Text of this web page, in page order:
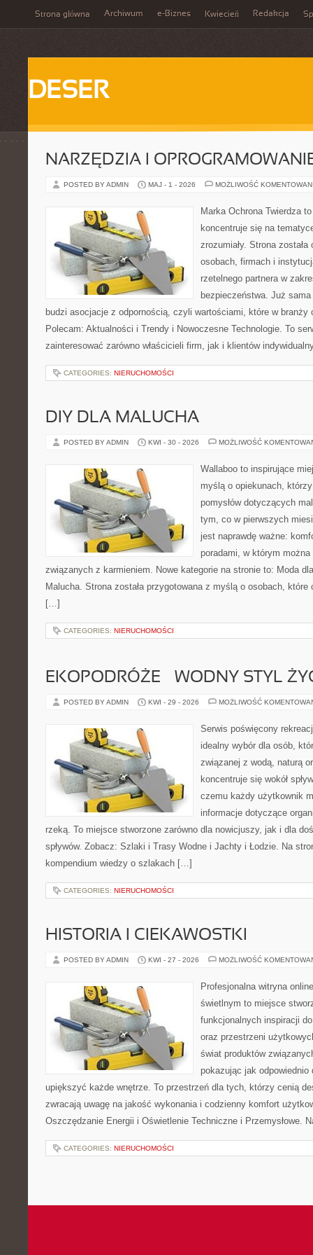
Strona główna Archiwum e-Biznes Kwiecień Redakcja
DESER
NARZĘDZIA I
POSTED BY ADMIN MAJ - 1 - 2026 MOŻLIWOŚĆ
Marka Ochrona Twierdza
koncentruje się na
zrozumiały. Strona
osobach, firmach i
rzetelnego partnera w
bezpieczeństwa. Już
budzi asocjacje z odpornością, czyli wartościami, które w branży
Polecam: Aktualności i Trendy i Nowoczesne Technologie. To
zainteresować zarówno właścicieli firm, jak i klientów
CATEGORIES: NIERUCHOMOŚCI
DIY DLA MALUCHA
POSTED BY ADMIN KWI - 30 - 2026 MOŻLIWOŚĆ
Wallaboo to inspirujące
myślą o opiekunach,
pomysłów dotyczących
tym, co w pierwszych
jest naprawdę ważne:
poradami, w którym
związanych z karmieniem. Nowe kategorie na stronie to: Moda
Malucha. Strona została przygotowana z myślą o osobach, które
[…]
CATEGORIES: NIERUCHOMOŚCI
EKOPODRÓŻE – WODNY STYL
POSTED BY ADMIN KWI - 29 - 2026 MOŻLIWOŚĆ
Serwis poświęcony
idealny wybór dla osób,
związanej z wodą, naturą
koncentruje się wokół
czemu każdy użytkownik
informacje dotyczące
rzeką. To miejsce stworzone zarówno dla nowicjuszy, jak i dla
spływów. Zobacz: Szlaki i Trasy Wodne i Jachty i Łodzie. Na
kompendium wiedzy o szlakach […]
CATEGORIES: NIERUCHOMOŚCI
HISTORIA I CIEKAWOSTKI
POSTED BY ADMIN KWI - 27 - 2026 MOŻLIWOŚĆ
Profesjonalna witryna
świetlnym to miejsce
funkcjonalnych inspiracji
oraz przestrzeni
świat produktów
pokazując jak odpowiednio
upiększyć każde wnętrze. To przestrzeń dla tych, którzy cenią
zwracają uwagę na jakość wykonania i codzienny komfort
Oszczędzanie Energii i Oświetlenie Techniczne i Przemysłowe.
CATEGORIES: NIERUCHOMOŚCI